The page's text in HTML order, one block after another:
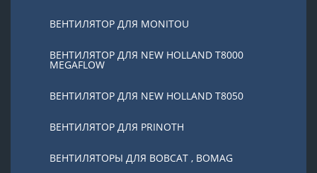
ВЕНТИЛЯТОР ДЛЯ MONITOU
ВЕНТИЛЯТОР ДЛЯ NEW HOLLAND T8000
MEGAFLOW
ВЕНТИЛЯТОР ДЛЯ NEW HOLLAND T8050
ВЕНТИЛЯТОР ДЛЯ PRINOTH
ВЕНТИЛЯТОРЫ ДЛЯ BOBCAT , BOMAG